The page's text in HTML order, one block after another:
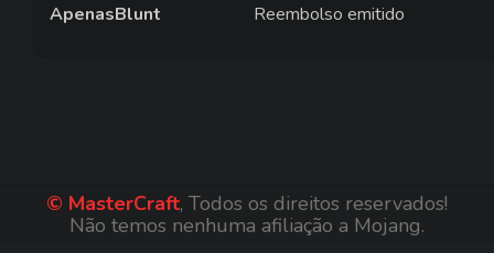
ApenasBlunt Reembolso emitido
© MasterCraft, Todos os direitos reservados!
Não temos nenhuma afiliação a Mojang.